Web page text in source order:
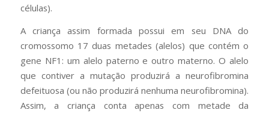
células).
A criança assim formada possui em seu DNA do
cromossomo 17 duas metades (alelos) que contém o
gene NF1: um alelo paterno e outro materno. O alelo
que contiver a mutação produzirá a neurofibromina
defeituosa (ou não produzirá nenhuma neurofibromina).
Assim, a criança conta apenas com metade da